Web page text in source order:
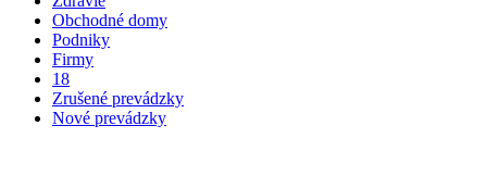
Obchodné domy
Podniky
Firmy
18
Zrušené prevádzky
Nové prevádzky